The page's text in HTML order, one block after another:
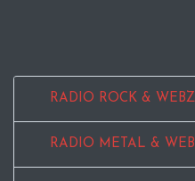
RADIO ROCK &
RADIO METAL &